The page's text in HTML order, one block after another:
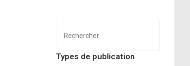
Types de publication